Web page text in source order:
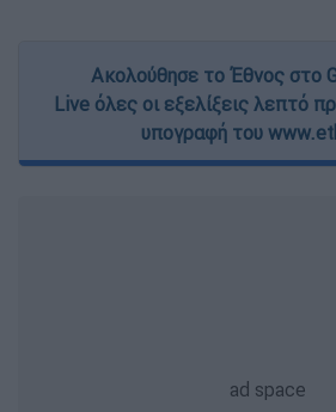
Ακολούθησε το Έθνος στο
Live όλες οι εξελίξεις λεπτό
υπογραφή του